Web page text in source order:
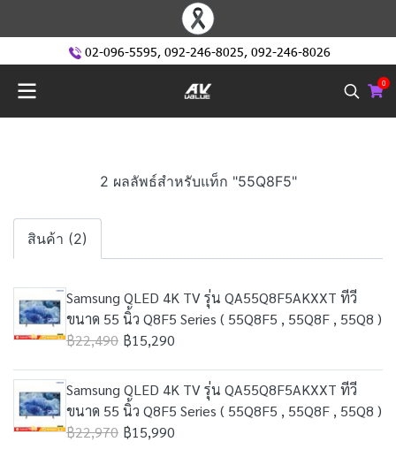
02-096-5595, 092-246-8025, 092-246-8026
0
2 ผลลัพธ์สำหรับแท็ก "55Q8F5"
สินค้า (2)
Samsung QLED 4K TV รุ่น QA55Q8F5AKXXT ทีวี
ขนาด 55 นิ้ว Q8F5 Series ( 55Q8F5 , 55Q8F , 55Q8 )
฿22,490 ฿15,290
Samsung QLED 4K TV รุ่น QA55Q8F5AKXXT ทีวี
ขนาด 55 นิ้ว Q8F5 Series ( 55Q8F5 , 55Q8F , 55Q8 )
฿22,970 ฿15,990